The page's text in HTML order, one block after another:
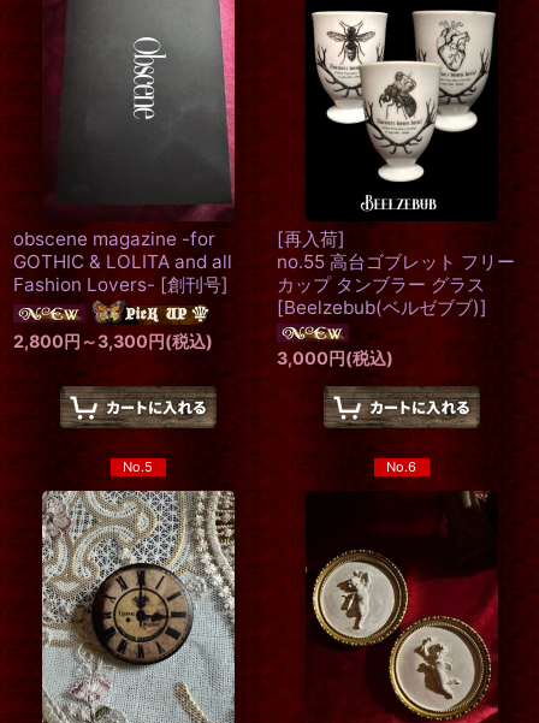
obscene magazine -for
GOTHIC & LOLITA and all
Fashion Lovers- [創刊号]
2,800円～3,300円(税込)
[再入荷]
no.55 高台ゴブレット フリー
カップ タンブラー グラス
[Beelzebub(ベルゼブブ)]
3,000円(税込)
No.5 No.6